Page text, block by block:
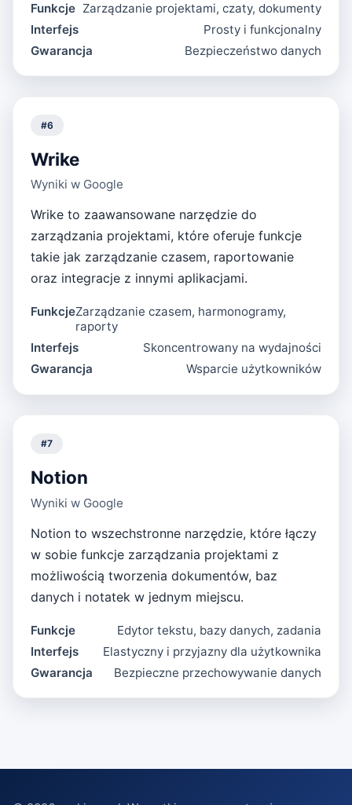
Funkcje Zarządzanie projektami, czaty, dokumenty
Interfejs
Prosty i funkcjonalny
Gwarancja
Bezpieczeństwo danych
#6
Wrike
Wyniki w Google
Wrike to zaawansowane narzędzie do
zarządzania projektami, które oferuje funkcje
takie jak zarządzanie czasem, raportowanie
oraz integracje z innymi aplikacjami.
FunkcjeZarządzanie czasem, harmonogramy,
raporty
Interfejs
Skoncentrowany na wydajności
Gwarancja
Wsparcie użytkowników
#7
Notion
Wyniki w Google
Notion to wszechstronne narzędzie, które łączy
w sobie funkcje zarządzania projektami z
możliwością tworzenia dokumentów, baz
danych i notatek w jednym miejscu.
Funkcje
Edytor tekstu, bazy danych, zadania
Interfejs
Elastyczny i przyjazny dla użytkownika
Gwarancja
Bezpieczne przechowywanie danych